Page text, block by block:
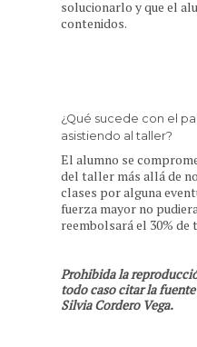
solucionarlo y que el
contenidos.
¿Qué sucede con el
asistiendo al taller?
El alumno se
del taller más allá de
clases por alguna
fuerza mayor no
reembolsará el 30% de
Prohibida la
todo caso citar la
Silvia Cordero Vega.